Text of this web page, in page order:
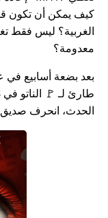
كيف يمكن أن تكون
الغربية؟ ليس فقط
معدومة؟
الحدث، انحرف صديق